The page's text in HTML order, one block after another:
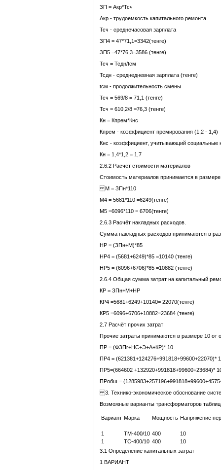
ЗП = Акр*Тсч
Акр - трудоемкость капитального ремонта
Тсч - среднечасовая зарплата
ЗП4 = 47*71,1=3342(тенге)
ЗП5 =47*76,3=3586 (тенге)
Тсч = Тсдн/tсм
Тсдн - среднедневная зарплата (тенге)
tсм - продолжительность смены
Тсч = 569/8 = 71,1 (тенге)
Тсч = 610,2/8 =76,3 (тенге)
Кн = Кпрем*Кнс
Кпрем - коэффициент премирования (1,2 - 1,4)
Кнс - коэффициент, учитывающий социальные
Кн = 1,4*1,2 = 1,7
2.6.2 Расчёт стоимости материалов
Стоимость материалов принимается в
М = ЗПн*110
М4 = 5681*110 =6249(тенге)
М5 =6096*110 = 6706(тенге)
2.6.3 Расчёт накладных расходов.
Сумма накладных расходов принимаются в
НР = (ЗПн+М)*85
НР4 = (5681+6249)*85 =10140 (тенге)
НР5 = (6096+6706)*85 =10882 (тенге)
2.6.4 Общая сумма затрат на капитальный
КР = ЗПн+М+НР
КР4 =5681+6249+10140= 22070(тенге)
КР5 =6096+6706+10882=23684 (тенге)
2.7 Расчёт прочих затрат
Прочие затраты принимаются в размере 10 от
ПР = (ФЗПг+НС+Э+А+КР)* 10
ПР4 = (621381+124276+991818+99600+22070)*
ПР5=(664602 +132920+991818+99600+23684)*
ПРобш =
3. Технико-экономическое обоснование
Возможные варианты трансформаторов
Вариант Марка Мощность Напряжение
1 ТМ-400/10 400
10
1
ТС-400/10 400
10
3.1 Определение капитальных затрат
1 ВАРИАНТ